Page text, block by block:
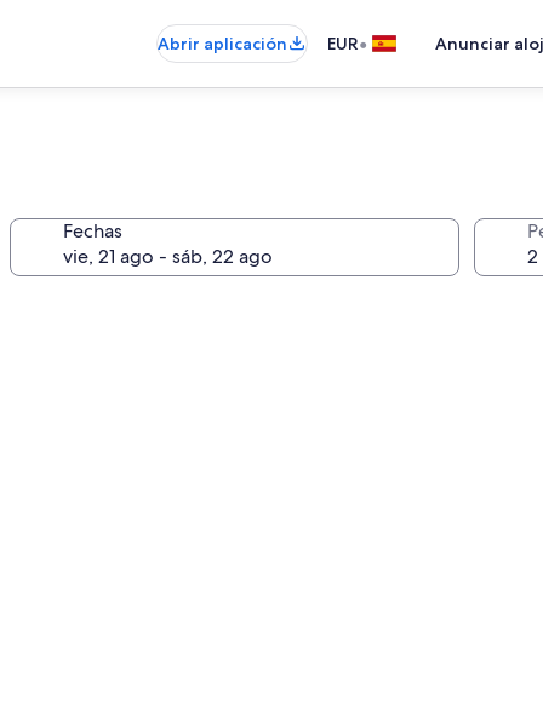
Abrir aplicación EUR• Anunciar
Fechas